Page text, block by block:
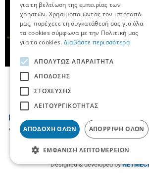
- All rights
Designed & developed by
για τη βελτίωση της εμπειρίας των
χρηστών. Χρησιμοποιώντας τον ιστότοπό
μας, παρέχετε τη συγκατάθεσή σας για όλα
τα cookies σύμφωνα με την Πολιτική μας
για τα cookies. Διαβάστε περισσότερα
ΑΠΟΛΎΤΩΣ ΑΠΑΡΑΊΤΗΤΑ
ΑΠΌΔΟΣΗΣ
ΣΤΌΧΕΥΣΗΣ
ΛΕΙΤΟΥΡΓΙΚΌΤΗΤΑΣ
ΑΠΟΔΟΧΉ ΌΛΩΝ ΑΠΌΡΡΙΨΗ ΌΛΩΝ
ΕΜΦΆΝΙΣΗ ΛΕΠΤΟΜΕΡΕΙΏΝ